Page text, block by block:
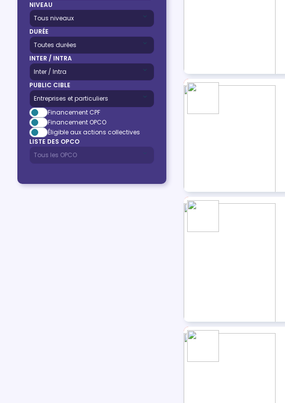
NIVEAU
DURÉE
INTER / INTRA
PUBLIC CIBLE
Financement CPF
Financement OPCO
Éligible aux actions collectives
LISTE DES OPCO